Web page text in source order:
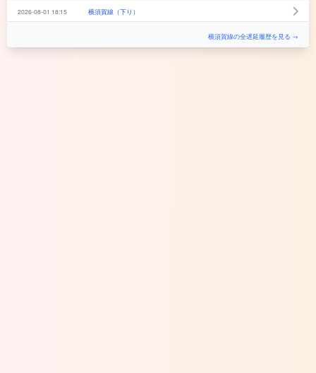
2026-08-01 18:15 横須賀線（下り）
横須賀線の全遅延履歴を見る →